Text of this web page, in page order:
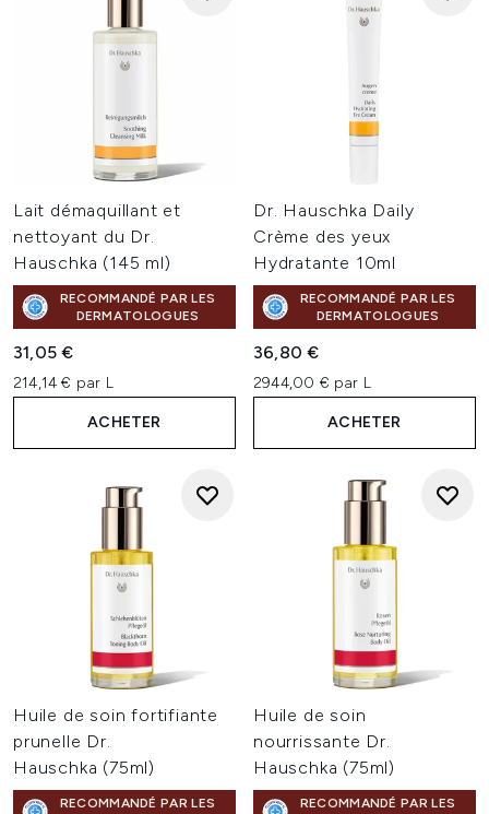
Lait démaquillant et
nettoyant du Dr.
Hauschka (145 ml)
RECOMMANDÉ PAR LES
DERMATOLOGUES
31,05 €
214,14 € par L
ACHETER
Dr. Hauschka Daily
Crème des yeux
Hydratante 10ml
RECOMMANDÉ PAR LES
DERMATOLOGUES
36,80 €
2944,00 € par L
ACHETER
Huile de soin fortifiante
prunelle Dr.
Hauschka (75ml)
RECOMMANDÉ PAR LES
Huile de soin
nourrissante Dr.
Hauschka (75ml)
RECOMMANDÉ PAR LES